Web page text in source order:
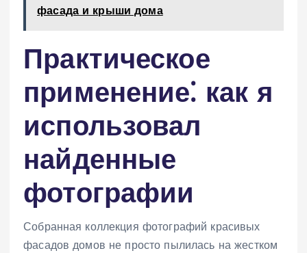
фасада и крыши дома
Практическое
применение⁚ как я
использовал
найденные
фотографии
Собранная коллекция фотографий красивых
фасадов домов не просто пылилась на жестком